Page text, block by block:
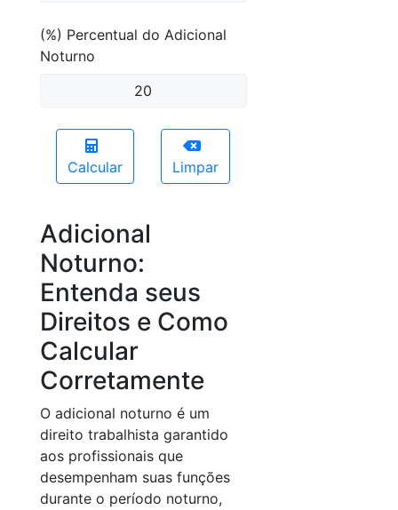
(%) Percentual do Adicional
Noturno
Calcular Limpar
Adicional
Noturno:
Entenda seus
Direitos e Como
Calcular
Corretamente
O adicional noturno é um
direito trabalhista garantido
aos profissionais que
desempenham suas funções
durante o período noturno,